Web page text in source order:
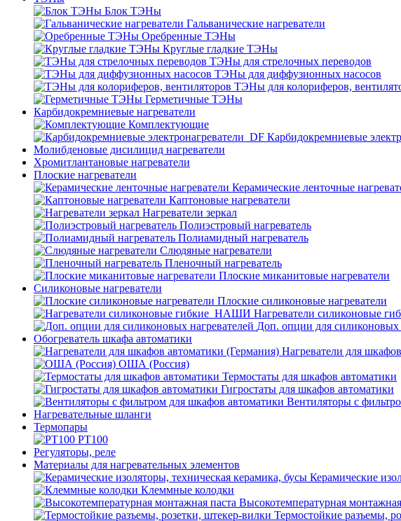
Блок ТЭНы
Гальванические нагреватели
Оребренные ТЭНы
Круглые гладкие ТЭНы
ТЭНы для стрелочных переводов
ТЭНы для диффузионных насосов
ТЭНы для колориферов,
Герметичные ТЭНы
Карбидокремниевые нагреватели
Комплектующие
Карбидокремниевые
Молибденовые дисилицид нагреватели
Хромитлантановые нагреватели
Плоские нагреватели
Керамические ленточные
Каптоновые нагреватели
Нагреватели зеркал
Полиэстровый нагреватель
Полиамидный нагреватель
Слюдяные нагреватели
Пленочный нагреватель
Плоские миканитовые нагреватели
Силиконовые нагреватели
Плоские силиконовые нагреватели
Нагреватели силиконовые
Доп. опции для силиконовых
Обогреватель шкафа автоматики
Нагреватели для
ОША (Россия)
Термостаты для шкафов автоматики
Гигростаты для шкафов автоматики
Вентиляторы с
Нагревательные шланги
Термопары
PT100
Регуляторы, реле
Материалы для нагревательных элементов
Керамические
Клеммные колодки
Высокотемпературная
Термостойкие разъемы,